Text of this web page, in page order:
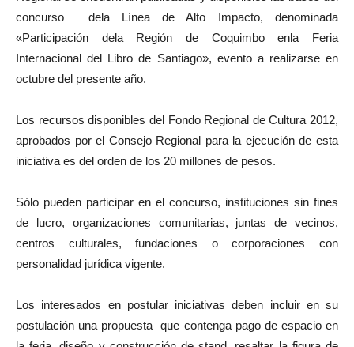
concurso dela Línea de Alto Impacto, denominada
«Participación dela Región de Coquimbo enla Feria
Internacional del Libro de Santiago», evento a realizarse en
octubre del presente año.
Los recursos disponibles del Fondo Regional de Cultura 2012,
aprobados por el Consejo Regional para la ejecución de esta
iniciativa es del orden de los 20 millones de pesos.
Sólo pueden participar en el concurso, instituciones sin fines
de lucro, organizaciones comunitarias, juntas de vecinos,
centros culturales, fundaciones o corporaciones con
personalidad jurídica vigente.
Los interesados en postular iniciativas deben incluir en su
postulación una propuesta que contenga pago de espacio en